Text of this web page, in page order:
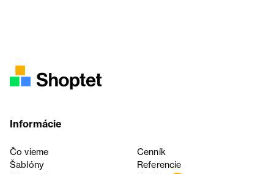
Informácie
Čo vieme
Cenník
Šablóny
Referencie